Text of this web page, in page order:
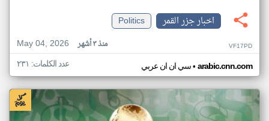
اخبار جزر القمر
Politics
May 04, 2026
منذ ٣ أشهر VF17PD
سي ان ان عربي• arabic.cnn.com عدد الكلمات: ٢٣١